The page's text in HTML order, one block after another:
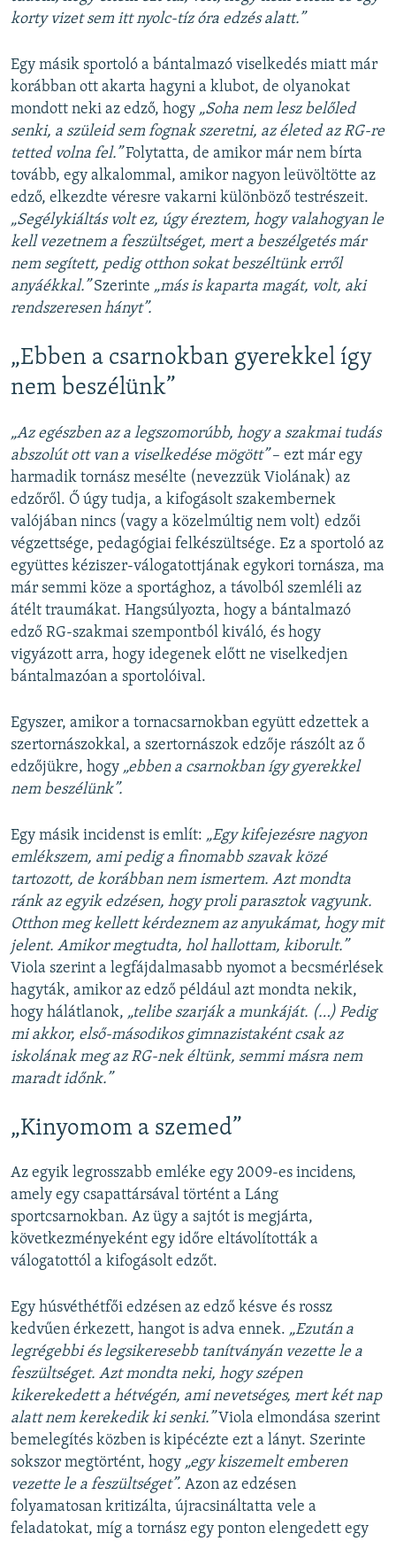
korty vizet sem itt nyolc-tíz óra edzés alatt.”
Egy másik sportoló a bántalmazó viselkedés miatt már
korábban ott akarta hagyni a klubot, de olyanokat
mondott neki az edző, hogy „Soha nem lesz belőled
senki, a szüleid sem fognak szeretni, az életed az RG-re
tetted volna fel.”Folytatta, de amikor már nem bírta
tovább, egy alkalommal, amikor nagyon leüvöltötte az
edző, elkezdte véresre vakarni különböző testrészeit.
„Segélykiáltás volt ez, úgy éreztem, hogy valahogyan le
kell vezetnem a feszültséget, mert a beszélgetés már
nem segített, pedig otthon sokat beszéltünk erről
anyáékkal.”Szerinte „más is kaparta magát, volt, aki
rendszeresen hányt”.
„Ebben a csarnokban gyerekkel így
nem beszélünk”
„Az egészben az a legszomorúbb, hogy a szakmai tudás
abszolút ott van a viselkedése mögött”– ezt már egy
harmadik tornász mesélte (nevezzük Violának) az
edzőről. Ő úgy tudja, a kifogásolt szakembernek
valójában nincs (vagy a közelmúltig nem volt) edzői
végzettsége, pedagógiai felkészültsége. Ez a sportoló az
együttes kéziszer-válogatottjának egykori tornásza, ma
már semmi köze a sportághoz, a távolból szemléli az
átélt traumákat. Hangsúlyozta, hogy a bántalmazó
edző RG-szakmai szempontból kiváló, és hogy
vigyázott arra, hogy idegenek előtt ne viselkedjen
bántalmazóan a sportolóival.
Egyszer, amikor a tornacsarnokban együtt edzettek a
szertornászokkal, a szertornászok edzője rászólt az ő
edzőjükre, hogy „ebben a csarnokban így gyerekkel
nem beszélünk”.
Egy másik incidenst is említ: „Egy kifejezésre nagyon
emlékszem, ami pedig a finomabb szavak közé
tartozott, de korábban nem ismertem. Azt mondta
ránk az egyik edzésen, hogy proli parasztok vagyunk.
Otthon meg kellett kérdeznem az anyukámat, hogy mit
jelent. Amikor megtudta, hol hallottam, kiborult.”
Viola szerint a legfájdalmasabb nyomot a becsmérlések
hagyták, amikor az edző például azt mondta nekik,
hogy hálátlanok, „telibe szarják a munkáját. (…) Pedig
mi akkor, első-másodikos gimnazistaként csak az
iskolának meg az RG-nek éltünk, semmi másra nem
maradt időnk.”
„Kinyomom a szemed”
Az egyik legrosszabb emléke egy 2009-es incidens,
amely egy csapattársával történt a Láng
sportcsarnokban. Az ügy a sajtót is megjárta,
következményeként egy időre eltávolították a
válogatottól a kifogásolt edzőt.
Egy húsvéthétfői edzésen az edző késve és rossz
kedvűen érkezett, hangot is adva ennek. „Ezután a
legrégebbi és legsikeresebb tanítványán vezette le a
feszültséget. Azt mondta neki, hogy szépen
kikerekedett a hétvégén, ami nevetséges, mert két nap
alatt nem kerekedik ki senki.”Viola elmondása szerint
bemelegítés közben is kipécézte ezt a lányt. Szerinte
sokszor megtörtént, hogy „egy kiszemelt emberen
vezette le a feszültséget”. Azon az edzésen
folyamatosan kritizálta, újracsináltatta vele a
feladatokat, míg a tornász egy ponton elengedett egy